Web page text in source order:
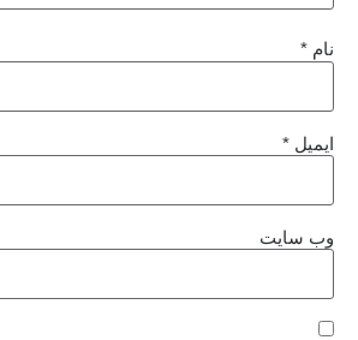
نام *
ایمیل *
وب‌ سایت